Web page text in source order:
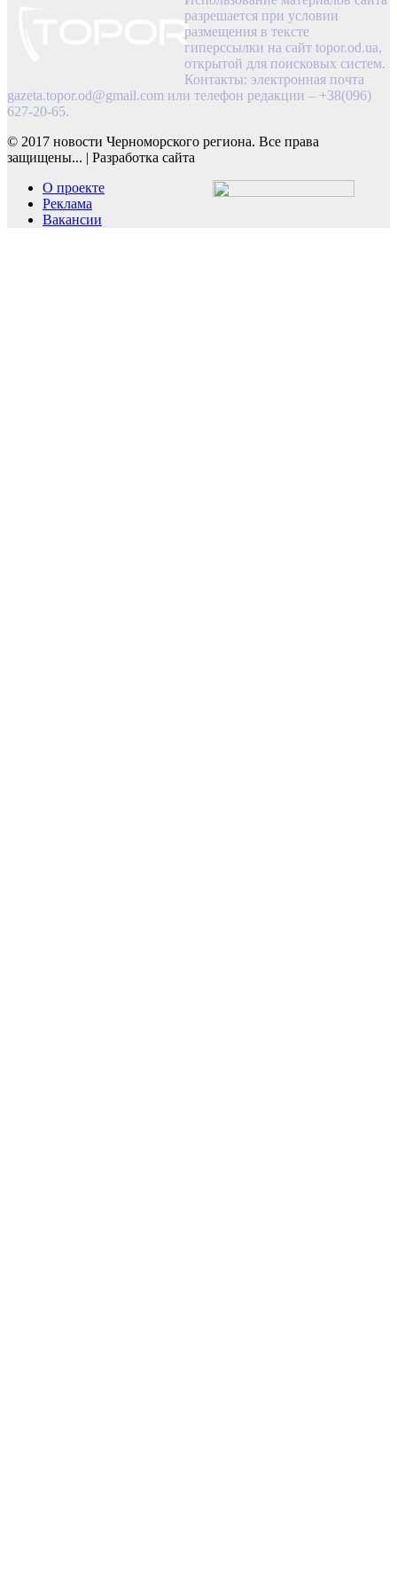
разрешается при условии
размещения в тексте
гиперссылки на сайт topor.od.ua,
открытой для поисковых систем.
Контакты: электронная почта
gazeta.topor.od@gmail.com или телефон редакции – +38(096)
627-20-65.
© 2017 новости Черноморского региона. Все права
защищены... | Разработка сайта
О проекте
Реклама
Вакансии